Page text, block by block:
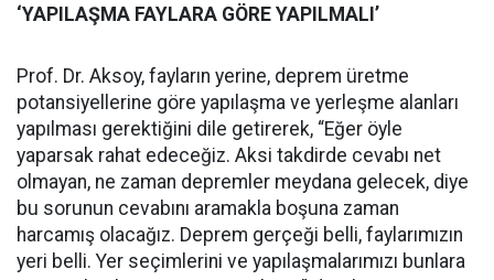
‘YAPILAŞMA FAYLARA GÖRE YAPILMALI’
Prof. Dr. Aksoy, fayların yerine, deprem üretme
potansiyellerine göre yapılaşma ve yerleşme alanları
yapılması gerektiğini dile getirerek, “Eğer öyle
yaparsak rahat edeceğiz. Aksi takdirde cevabı net
olmayan, ne zaman depremler meydana gelecek, diye
bu sorunun cevabını aramakla boşuna zaman
harcamış olacağız. Deprem gerçeği belli, faylarımızın
yeri belli. Yer seçimlerini ve yapılaşmalarımızı bunlara